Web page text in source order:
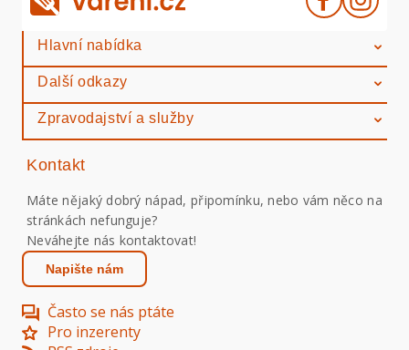
Hlavní nabídka
Další odkazy
Zpravodajství a služby
Kontakt
Máte nějaký dobrý nápad, připomínku, nebo vám něco na
stránkách nefunguje?
Neváhejte nás kontaktovat!
Napište nám
Často se nás ptáte
Pro inzerenty